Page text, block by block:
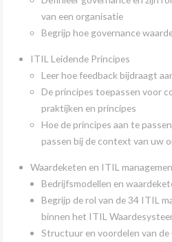
van een organisatie
Begrijp hoe governance
ITIL Leidende Principes
Leer hoe feedback bijdraagt
De principes toepassen voor
praktijken en principes
Hoe de principes aan te
passen bij de context van uw
Waardeketen en ITIL
Bedrijfsmodellen en
Begrijp de rol van de 34 ITIL
binnen het ITIL
Structuur en voordelen van de